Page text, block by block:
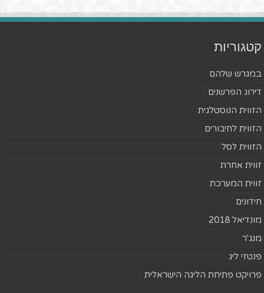
קטגוריות
במגרש שלהם
דירוג הפרשנים
הזווית הנוסטלגית
הזווית לחיבורים
הזווית לסל
זווית אחרת
זווית המערכת
חידונים
מונדיאל 2018
מנג'ר
פנטזי ליג
פרויקט פתיחת הליגה הישראלית